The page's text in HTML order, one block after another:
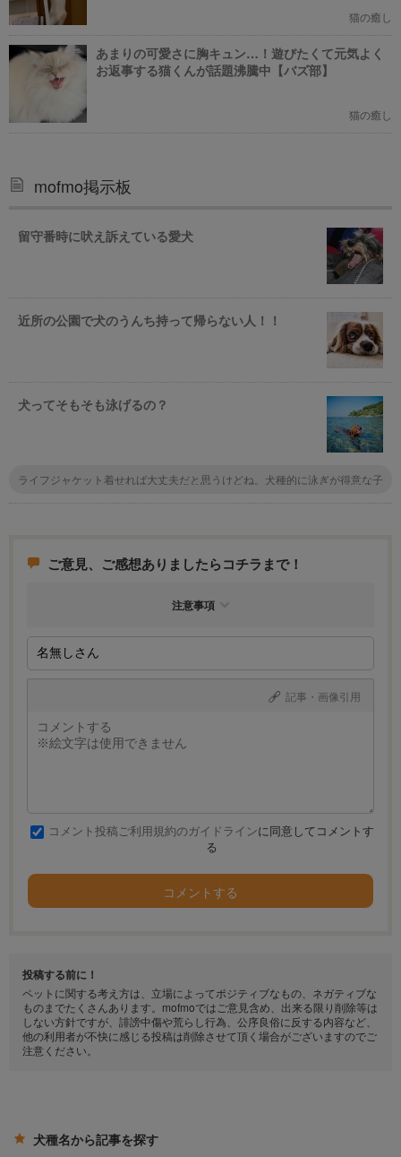
猫の癒し
あまりの可愛さに胸キュン…！遊びたくて元気よく
お返事する猫くんが話題沸騰中【バズ部】
猫の癒し
mofmo掲示板
留守番時に吠え訴えている愛犬
近所の公園で犬のうんち持って帰らない人！！
犬ってそもそも泳げるの？
ライフジャケット着せれば大丈夫だと思うけどね。犬種的に泳ぎが得意な子
無理に入れるのはNGだと思うな。
ご意見、ご感想ありましたらコチラまで！
注意事項
記事・画像引用
コメント投稿ご利用規約のガイドラインに同意してコメントす
る
コメントする
投稿する前に！
ペットに関する考え方は、立場によってポジティブなもの、ネガティブな
ものまでたくさんあります。mofmoではご意見含め、出来る限り削除等は
しない方針ですが、誹謗中傷や荒らし行為、公序良俗に反する内容など、
他の利用者が不快に感じる投稿は削除させて頂く場合がございますのでご
注意ください。
犬種名から記事を探す